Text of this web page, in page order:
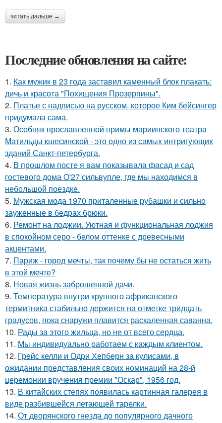
читать дальше →
Последние обновления на сайте:
1. Как мужик в 23 года заставил каменный блок плакать:
дичь и красота "Похищения Прозерпины".
2. Платье с надписью на русском, которое Ким бейсингер
придумала сама.
3. Особняк прославленной примы мариинского театра
Матильды кшесинской - это одно из самых интригующих
зданий Санкт-петербурга.
4. В прошлом посте я вам показывала фасад и сад
гостевого дома O'27 сильвупле, где мы находимся в
небольшой поездке.
5. Мужская мода 1970 приталенные рубашки и сильно
зауженные в бедрах брюки.
6. Ремонт на лоджии. Уютная и функциональная лоджия
в спокойном серо - белом оттенке с древесными
акцентами.
7. Париж - город мечты, так почему бы не остаться жить
в этой мечте?
8. Новая жизнь заброшенной дачи.
9. Температура внутри крупного африканского
термитника стабильно держится на отметке тридцать
градусов, пока снаружи плавится раскаленная саванна.
10. Рады за этого жильца, но не от всего сердца.
11. Мы индивидуально работаем с каждым клиентом.
12. Грейс келли и Одри Хепберн за кулисами, в
ожидании представления своих номинаций на 28-й
церемонии вручения премии "Оскар", 1956 год.
13. В китайских степях появилась картинная галерея в
виде разбившейся летающей тарелки.
14. От дворянского гнезда до популярного дачного